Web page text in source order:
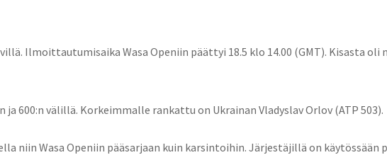
Ilmoittautumisaika Wasa Openiin päättyi 18.5 klo 14.00 (GMT). Kisasta oli
ja 600:n välillä. Korkeimmalle rankattu on Ukrainan Vladyslav Orlov (ATP 503).
niin Wasa Openiin pääsarjaan kuin karsintoihin. Järjestäjillä on käytössään